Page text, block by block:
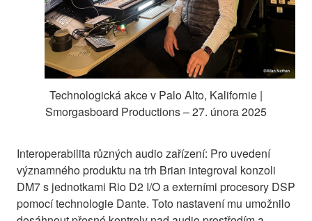
Technologická akce v Palo Alto, Kalifornie |
Smorgasboard Productions – 27. února 2025
Interoperabilita různých audio zařízení: Pro uvedení
významného produktu na trh Brian integroval konzoli
DM7 s jednotkami Rio D2 I/O a externími procesory DSP
pomocí technologie Dante. Toto nastavení mu umožnilo